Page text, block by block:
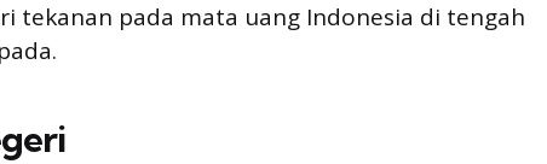
tekanan pada mata uang Indonesia di tengah